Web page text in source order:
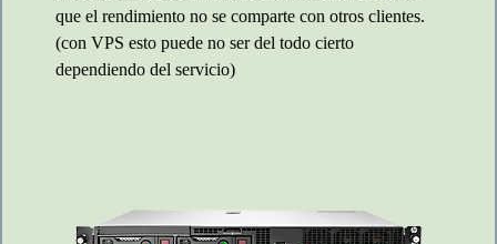
que el rendimiento no se comparte con otros clientes.
(con VPS esto puede no ser del todo cierto
dependiendo del servicio)